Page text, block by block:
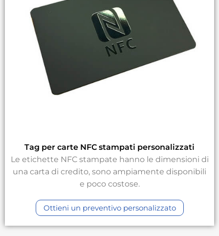
Tag per carte NFC stampati personalizzati
Le etichette NFC stampate hanno le dimensioni di
una carta di credito, sono ampiamente disponibili
e poco costose.
Ottieni un preventivo personalizzato